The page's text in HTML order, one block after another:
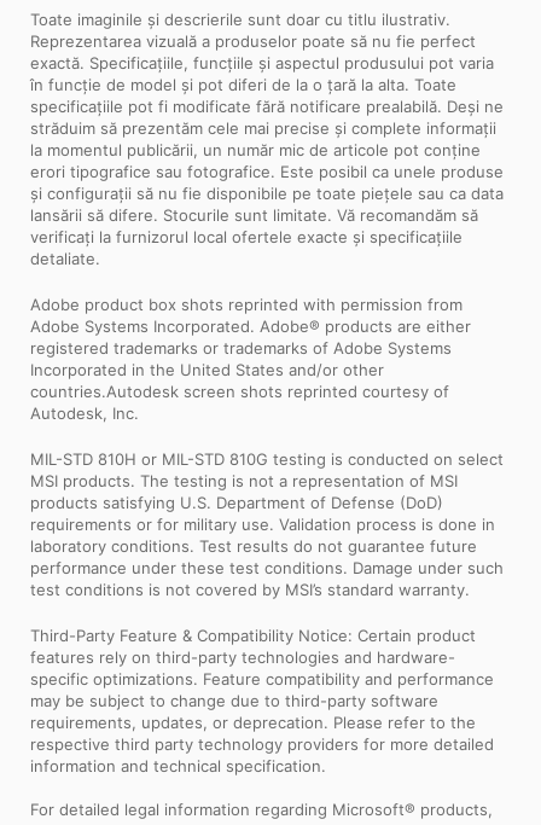
Toate imaginile și descrierile sunt doar cu titlu ilustrativ.
Reprezentarea vizuală a produselor poate să nu fie perfect
exactă. Specificațiile, funcțiile și aspectul produsului pot varia
în funcție de model și pot diferi de la o țară la alta. Toate
specificațiile pot fi modificate fără notificare prealabilă. Deși ne
străduim să prezentăm cele mai precise și complete informații
la momentul publicării, un număr mic de articole pot conține
erori tipografice sau fotografice. Este posibil ca unele produse
și configurații să nu fie disponibile pe toate piețele sau ca data
lansării să difere. Stocurile sunt limitate. Vă recomandăm să
verificați la furnizorul local ofertele exacte și specificațiile
detaliate.
Adobe product box shots reprinted with permission from
Adobe Systems Incorporated. Adobe® products are either
registered trademarks or trademarks of Adobe Systems
Incorporated in the United States and/or other
countries.Autodesk screen shots reprinted courtesy of
Autodesk, Inc.
MIL-STD 810H or MIL-STD 810G testing is conducted on select
MSI products. The testing is not a representation of MSI
products satisfying U.S. Department of Defense (DoD)
requirements or for military use. Validation process is done in
laboratory conditions. Test results do not guarantee future
performance under these test conditions. Damage under such
test conditions is not covered by MSI’s standard warranty.
Third-Party Feature & Compatibility Notice: Certain product
features rely on third-party technologies and hardware-
specific optimizations. Feature compatibility and performance
may be subject to change due to third-party software
requirements, updates, or deprecation. Please refer to the
respective third party technology providers for more detailed
information and technical specification.
For detailed legal information regarding Microsoft® products,